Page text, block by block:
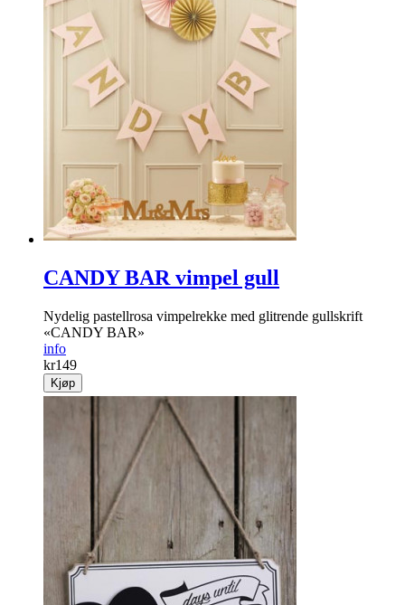
CANDY BAR vimpel gull
Nydelig pastellrosa vimpelrekke med glitrende gullskrift
«CANDY BAR»
info
kr149
Kjøp